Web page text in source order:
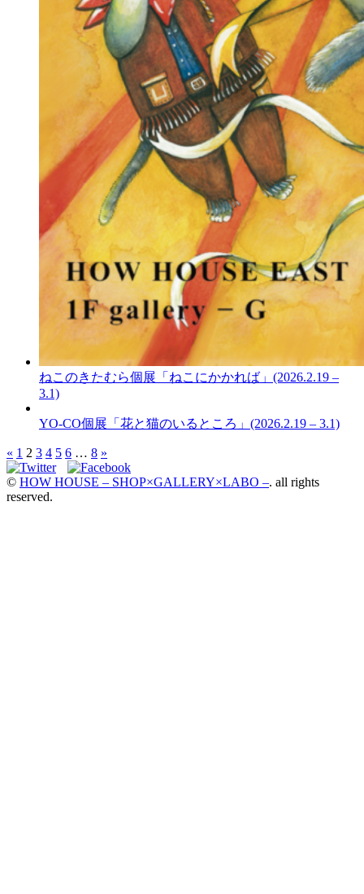
ねこのきたむら個展「ねこにかかれば」(2026.2.19 –
3.1)
YO-CO個展「花と猫のいるところ」(2026.2.19 – 3.1)
« 1 2 3 4 5 6 … 8 »
© HOW HOUSE – SHOP×GALLERY×LABO –. all rights
reserved.